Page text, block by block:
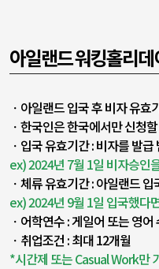
아일랜드 워킹홀리
ㆍ아일랜드 입국 후 비자 유
ㆍ한국인은 한국에서만 신청
ㆍ입국 유효기간 : 비자를 발
ex) 2024년 7월 1일 비자승인
ㆍ체류 유효기간 : 아일랜드
ex) 2024년 9월 1일 입국했다
ㆍ어학연수 : 게일어 또는 영
ㆍ취업조건 : 최대 12개월
*시간제 또는 Casual Work만